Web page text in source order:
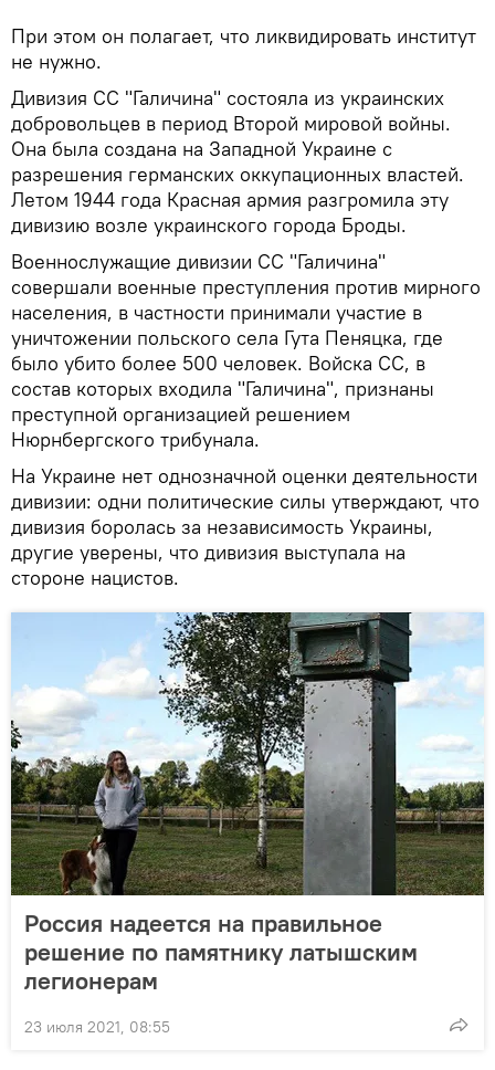
При этом он полагает, что ликвидировать институт
не нужно.
Дивизия СС "Галичина" состояла из украинских
добровольцев в период Второй мировой войны.
Она была создана на Западной Украине с
разрешения германских оккупационных властей.
Летом 1944 года Красная армия разгромила эту
дивизию возле украинского города Броды.
Военнослужащие дивизии СС "Галичина"
совершали военные преступления против мирного
населения, в частности принимали участие в
уничтожении польского села Гута Пеняцка, где
было убито более 500 человек. Войска СС, в
состав которых входила "Галичина", признаны
преступной организацией решением
Нюрнбергского трибунала.
На Украине нет однозначной оценки деятельности
дивизии: одни политические силы утверждают, что
дивизия боролась за независимость Украины,
другие уверены, что дивизия выступала на
стороне нацистов.
Россия надеется на правильное
решение по памятнику латышским
легионерам
23 июля 2021, 08:55